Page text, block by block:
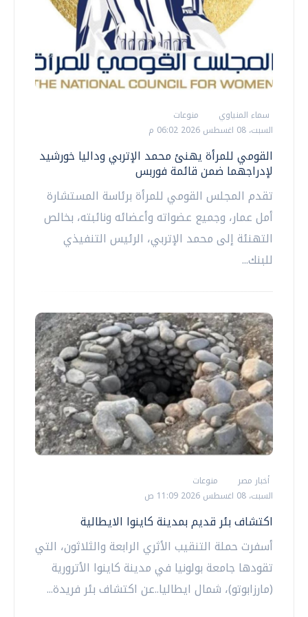
سماء المنياوي
منوعات
السبت، 08 اغسطس 2026 06:02 م
القومي للمرأة يهنئ محمد الإتربي وداليا خورشيد
لإدراجهما ضمن قائمة فوربس
تقدم المجلس القومي للمرأة برئاسة المستشارة
أمل عمار، وجميع عضواته وأعضائه ونائبته، بخالص
التهنئة إلى محمد الإتربي، الرئيس التنفيذي
للبنك...
أخبار مصر
منوعات
السبت، 08 اغسطس 2026 11:09 ص
اكتشاف بئر قديم بمدينة كاينوا الايطالية
أسفرت حملة التنقيب الأثري الرابعة والثلاثون، التي
تقودها جامعة بولونيا في مدينة كاينوا الأترورية
(مارزابوتو)، شمال ايطاليا..عن اكتشاف بئر فريدة...